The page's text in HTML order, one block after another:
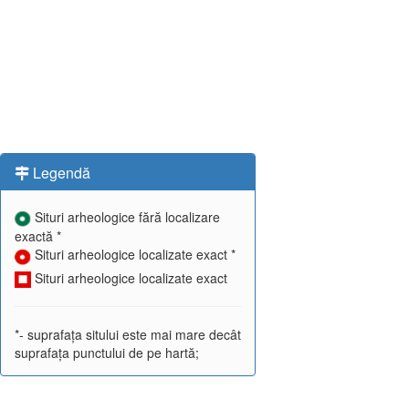
Legendă
Situri arheologice fără localizare
exactă *
Situri arheologice localizate exact *
Situri arheologice localizate exact
*- suprafața sitului este mai mare decât
suprafața punctului de pe hartă;